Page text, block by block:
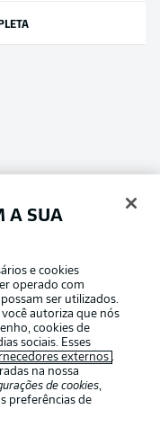
A SUA
e cookies
operado com
ser utilizados.
você autoriza que nós
cookies de
sociais. Esses
externos .
na nossa
de cookies,
preferências de